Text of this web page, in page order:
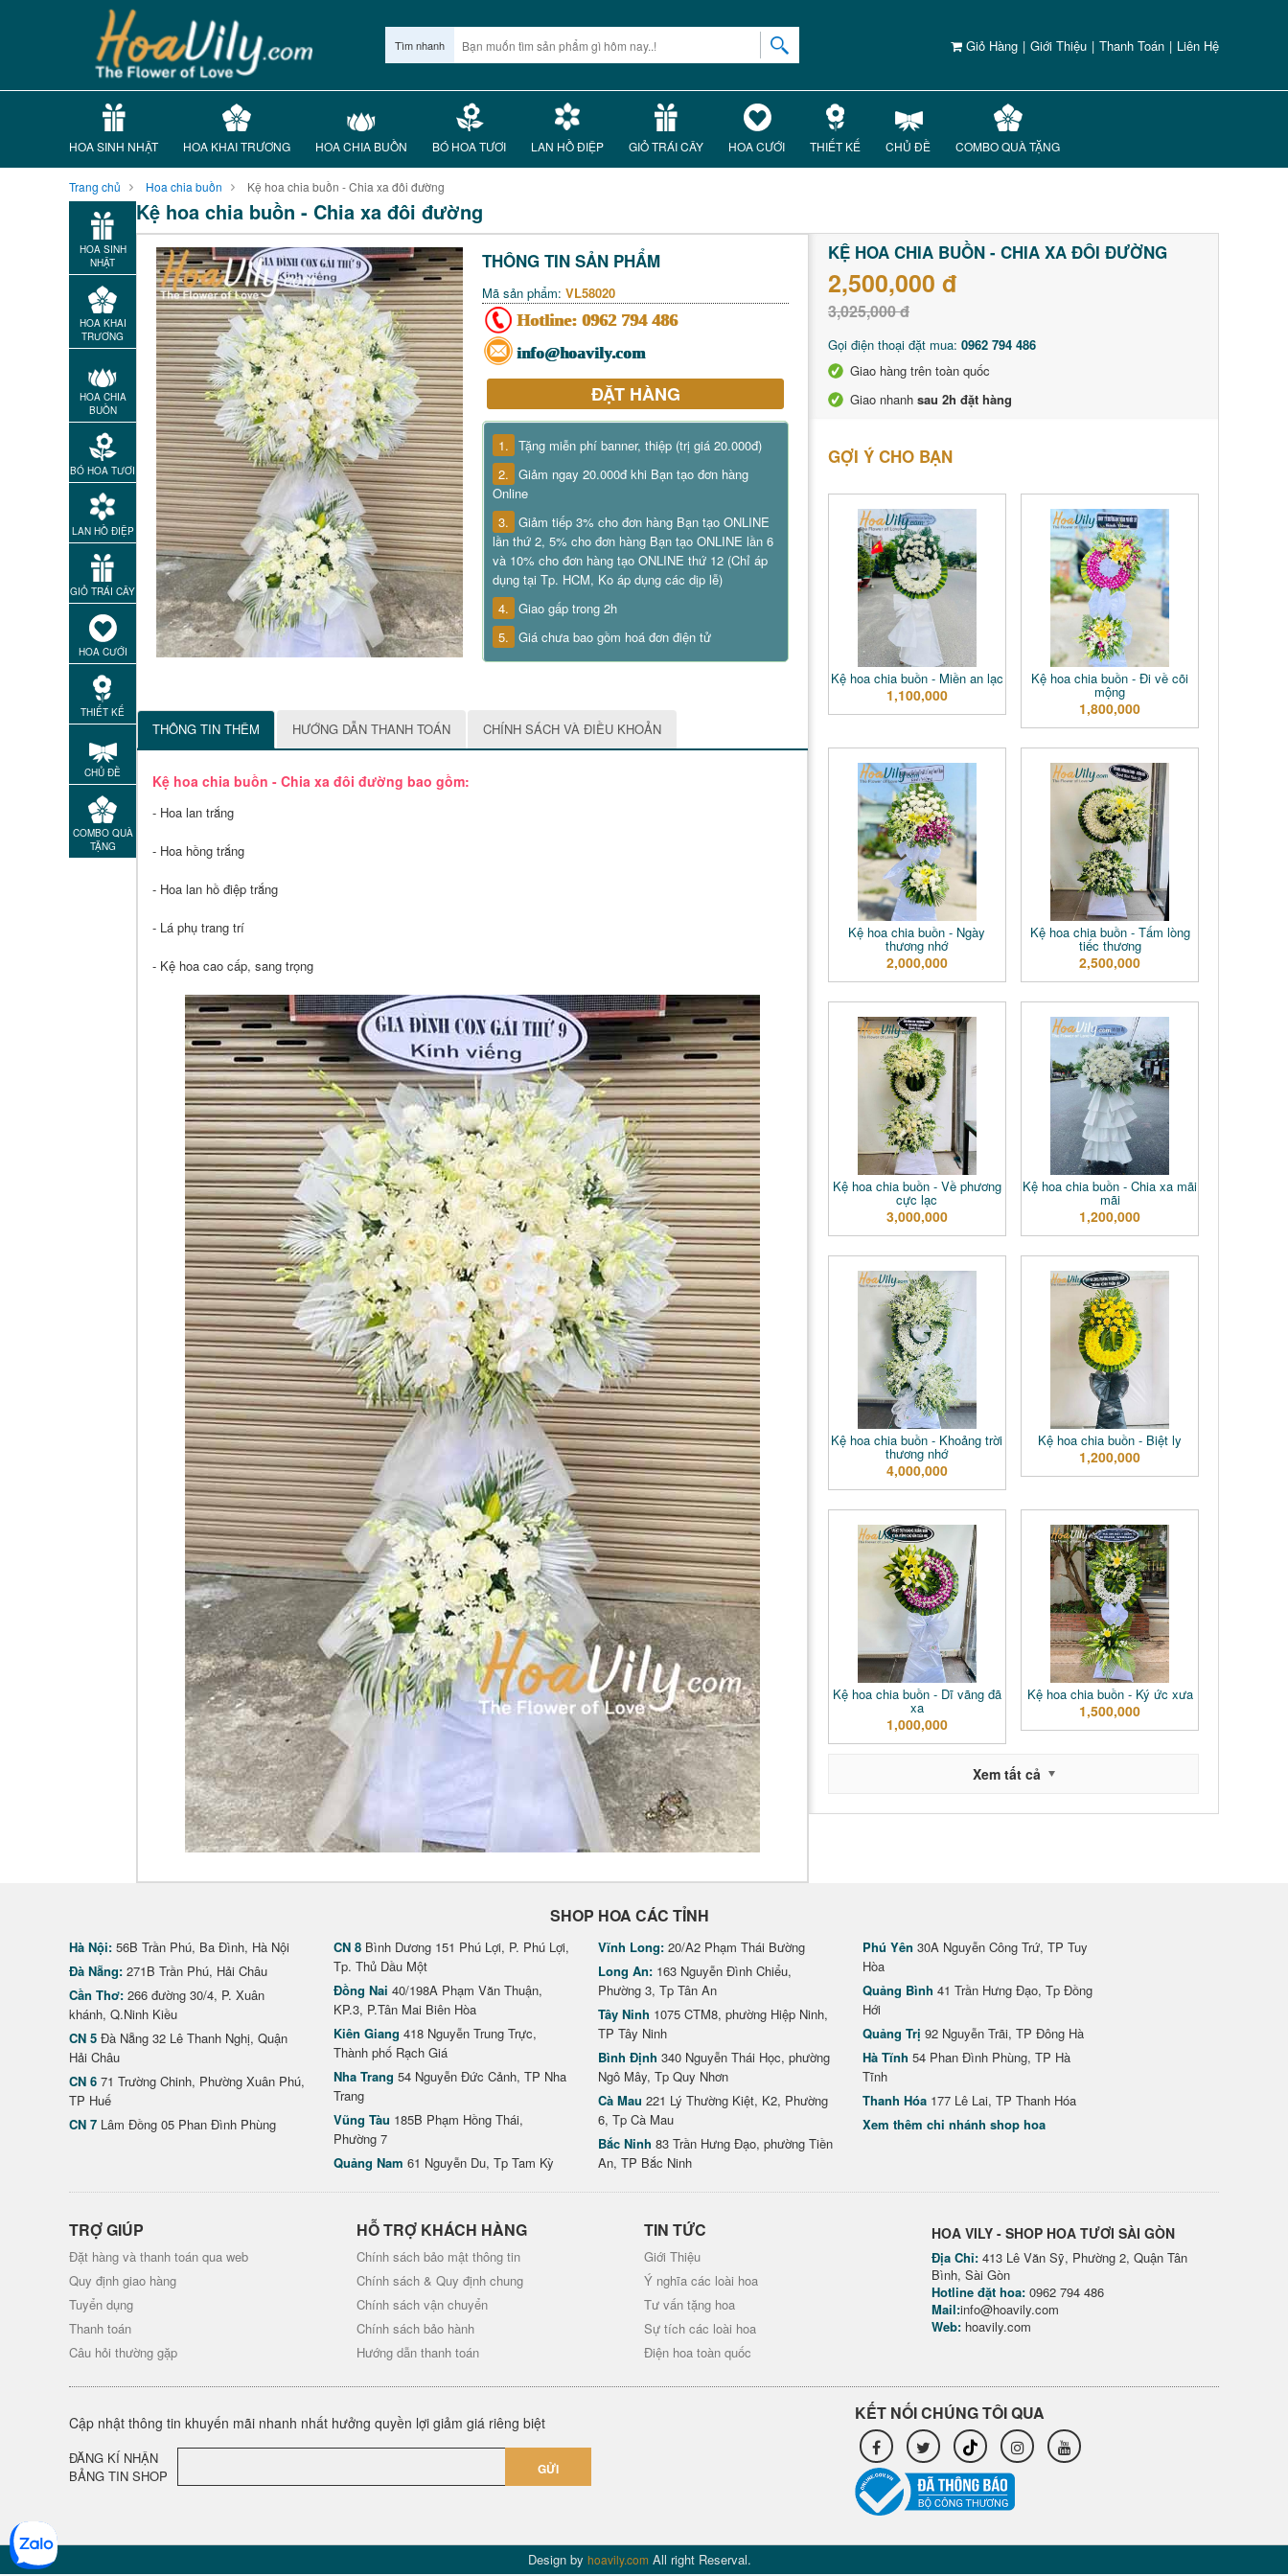
Giỏ Hàng | Giới Thiệu | Thanh Toán | Liên Hệ
Tìm nhanh
HOA SINH NHẬT HOA KHAI TRƯƠNG HOA CHIA BUỒN BÓ HOA TƯƠI LAN HỒ ĐIỆP GIỎ TRÁI CÂY HOA CƯỚI THIẾT KẾ CHỦ ĐỀ COMBO QUÀ TẶNG
Trang chủ Hoa chia buồn Kệ hoa chia buồn - Chia xa đôi đường
HOA SINH
NHẬT
HOA KHAI
TRƯƠNG
HOA CHIA
BUỒN
BÓ HOA TƯƠI
LAN HỒ ĐIỆP
GIỎ TRÁI CÂY
HOA CƯỚI
THIẾT KẾ
CHỦ ĐỀ
COMBO QUÀ
TẶNG
Kệ hoa chia buồn - Chia xa đôi đường
THÔNG TIN SẢN PHẨM
Mã sản phẩm: VL58020
Hotline: 0962 794 486
info@hoavily.com
ĐẶT HÀNG
1. Tặng miễn phí banner, thiệp (trị giá 20.000đ)
2. Giảm ngay 20.000đ khi Bạn tạo đơn hàng
Online
3. Giảm tiếp 3% cho đơn hàng Bạn tạo ONLINE
lần thứ 2, 5% cho đơn hàng Bạn tạo ONLINE lần 6
và 10% cho đơn hàng tạo ONLINE thứ 12 (Chỉ áp
dụng tại Tp. HCM, Ko áp dụng các dịp lễ)
4. Giao gấp trong 2h
5. Giá chưa bao gồm hoá đơn điện tử
THÔNG TIN THÊM HƯỚNG DẪN THANH TOÁN CHÍNH SÁCH VÀ ĐIỀU KHOẢN
Kệ hoa chia buồn - Chia xa đôi đường bao gồm:
- Hoa lan trắng
- Hoa hồng trắng
- Hoa lan hồ điệp trắng
- Lá phụ trang trí
- Kệ hoa cao cấp, sang trọng
KỆ HOA CHIA BUỒN - CHIA XA ĐÔI ĐƯỜNG
2,500,000 đ
3,025,000 đ
Gọi điện thoại đặt mua: 0962 794 486
Giao hàng trên toàn quốc
Giao nhanh sau 2h đặt hàng
GỢI Ý CHO BẠN
Kệ hoa chia buồn - Miền an lạc
1,100,000
Kệ hoa chia buồn - Đi về cõi
mộng
1,800,000
Kệ hoa chia buồn - Ngày
thương nhớ
2,000,000
Kệ hoa chia buồn - Tấm lòng
tiếc thương
2,500,000
Kệ hoa chia buồn - Về phương
cực lạc
3,000,000
Kệ hoa chia buồn - Chia xa mãi
mãi
1,200,000
Kệ hoa chia buồn - Khoảng trời
thương nhớ
4,000,000
Kệ hoa chia buồn - Biệt ly
1,200,000
Kệ hoa chia buồn - Dĩ vãng đã
xa
1,000,000
Kệ hoa chia buồn - Ký ức xưa
1,500,000
Xem tất cả
SHOP HOA CÁC TỈNH
Hà Nội: 56B Trần Phú, Ba Đình, Hà Nội
Đà Nẵng: 271B Trần Phú, Hải Châu
Cần Thơ: 266 đường 30/4, P. Xuân
khánh, Q.Ninh Kiều
CN 5 Đà Nẵng 32 Lê Thanh Nghị, Quận
Hải Châu
CN 6 71 Trường Chinh, Phường Xuân Phú,
TP Huế
CN 7 Lâm Đồng 05 Phan Đình Phùng
CN 8 Bình Dương 151 Phú Lợi, P. Phú Lợi,
Tp. Thủ Dầu Một
Đồng Nai 40/198A Phạm Văn Thuận,
KP.3, P.Tân Mai Biên Hòa
Kiên Giang 418 Nguyễn Trung Trực,
Thành phố Rạch Giá
Nha Trang 54 Nguyễn Đức Cảnh, TP Nha
Trang
Vũng Tàu 185B Phạm Hồng Thái,
Phường 7
Quảng Nam 61 Nguyễn Du, Tp Tam Kỳ
Vĩnh Long: 20/A2 Phạm Thái Bường
Long An: 163 Nguyễn Đình Chiểu,
Phường 3, Tp Tân An
Tây Ninh 1075 CTM8, phường Hiệp Ninh,
TP Tây Ninh
Bình Định 340 Nguyễn Thái Học, phường
Ngô Mây, Tp Quy Nhơn
Cà Mau 221 Lý Thường Kiệt, K2, Phường
6, Tp Cà Mau
Bắc Ninh 83 Trần Hưng Đạo, phường Tiền
An, TP Bắc Ninh
Phú Yên 30A Nguyễn Công Trứ, TP Tuy
Hòa
Quảng Bình 41 Trần Hưng Đạo, Tp Đồng
Hới
Quảng Trị 92 Nguyễn Trãi, TP Đông Hà
Hà Tĩnh 54 Phan Đình Phùng, TP Hà
Tĩnh
Thanh Hóa 177 Lê Lai, TP Thanh Hóa
Xem thêm chi nhánh shop hoa
TRỢ GIÚP
Đặt hàng và thanh toán qua web
Quy định giao hàng
Tuyển dụng
Thanh toán
Câu hỏi thường gặp
HỖ TRỢ KHÁCH HÀNG
Chính sách bảo mật thông tin
Chính sách & Quy định chung
Chính sách vận chuyển
Chính sách bảo hành
Hướng dẫn thanh toán
TIN TỨC
Giới Thiệu
Ý nghĩa các loài hoa
Tư vấn tặng hoa
Sự tích các loài hoa
Điện hoa toàn quốc
HOA VILY - SHOP HOA TƯƠI SÀI GÒN
Địa Chỉ: 413 Lê Văn Sỹ, Phường 2, Quận Tân
Bình, Sài Gòn
Hotline đặt hoa: 0962 794 486
Mail:info@hoavily.com
Web: hoavily.com
Cập nhật thông tin khuyến mãi nhanh nhất hưởng quyền lợi giảm giá riêng biệt
ĐĂNG KÍ NHẬN
BẢNG TIN SHOP
GỬI
KẾT NỐI CHÚNG TÔI QUA
Design by hoavily.com All right Reserval.